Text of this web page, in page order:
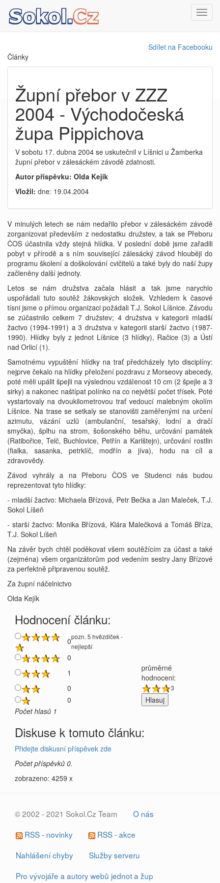
Sdílet na Facebooku
Články
Župní přebor v ZZZ
2004 - Východočeská
župa Pippichova
V sobotu 17. dubna 2004 se uskutečnil v Líšnici u Žamberka
župní přebor v zálesáckém závodě zdatnosti.
Autor příspěvku: Olda Kejík
Vložil: dne: 19.04.2004
V minulých letech se nám nedařilo přebor v zálesáckém závodě
zorganizovat především z nedostatku družstev, a tak se Přeboru
ČOS účastnila vždy stejná hlídka. V poslední době jsme zařadili
pobyt v přírodě a s ním související zálesácký závod hlouběji do
programu školení a doškolování cvičitelů a také byly do naší župy
začleněny další jednoty.
Letos se nám družstva začala hlásit a tak jsme narychlo
uspořádali tuto soutěž žákovských složek. Vzhledem k časové
tísni jsme o přímou organizaci požádali T.J. Sokol Líšnice. Závodu
se zúčastnilo celkem 7 družstev; 4 družstva v kategorii mladší
žactvo (1994-1991) a 3 družstva v kategorii starší žactvo (1987-
1990). Hlídky byly z jednot Líšnice (3 hlídky), Račice (3) a Ústí
nad Orlicí (1).
Samotnému vypuštění hlídky na trať předcházely tyto disciplíny:
nejprve čekalo na hlídky přeložení pozdravu z Morseovy abecedy,
poté měli upálit špejli na výslednou vzdálenost 10 cm (2 špejle a 3
sirky) a nakonec naštípat polínko na co největší počet třísek. Poté
vystartovaly na dvoukilometrovou trať vedoucí malebným okolím
Líšnice. Na trase se setkaly se stanovišti zaměřenými na určení
azimutu, vázání uzlů (ambulanční, tesařský, lodní a dračí
smyčka), šplhu na strom, šošonského běhu, určování památek
(Ratibořice, Telč, Buchlovice, Petřín a Karlštejn), určování rostlin
(fialka, sasanka, petrklíč, modřín a jíva), hodu na cíl a
zdravovědy.
Závod vyhrály a na Přeboru ČOS ve Studenci nás budou
reprezentovat tyto hlídky:
- mladší žactvo: Michaela Břízová, Petr Bečka a Jan Maleček, T.J.
Sokol Líšeň
- starší žactvo: Monika Břízová, Klára Malečková a Tomáš Bříza,
T.J. Sokol Líšeň
Na závěr bych chtěl poděkovat všem soutěžícím za účast a také
(zejména) všem organizátorům pod vedením sestry Jany Břízové
za perfektně připravenou soutěž.
Za župní náčelnictvo
Olda Kejík
Hodnocení článku:
0pozn. 5 hvězdiček -
nejlepší
0
1
průměrné
hodnoceni:
0
3
0
Počet hlasů 1
Diskuse k tomuto článku:
Přidejte diskusní příspěvek zde
Počet příspěvků 0.
zobrazeno: 4259 x
© 2002 - 2021 Sokol.Cz Team
O nás
RSS - novinky
RSS - akce
Nahlášení chyby
Služby serveru
Pro vývojáře a autory webů jednot a žup